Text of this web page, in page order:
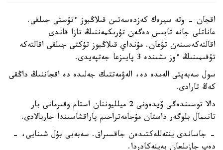
اقجان - وتە سيرەك كەزدەسەتىن قىلاڭبوز ءتۇستى جىلقى.
عاناتلى جانە تابىس دەگەن تۇرىكمەننىڭ تازا قاندى
اقالتەكەسىنەن تۋعان. مۇنداي قىلاڭبوز تۇكتى جىلقى اقالتەكە
تۇقىمىنىڭ ءوز ىشىندە 3 پايىزعا جەتپەيدى.
سول سەبەپتى الەمدە دە، الەۋمەتتىك جەلىدە دە اقجاننىڭ داڭقى
كەڭ تارادى.
دالا توسىندەگى ۆيدەونى 2 ميلليوننان استام وقىرمانى بار
تانىمال بلوگەر داستان مۇحامەتراحىم پاراقشاسىندا جاريالادى.
- جاساندى ينتەللەكتىدەن جاقسىراق. سەبەبى بۇل شىنايى، -